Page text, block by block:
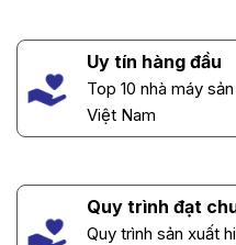
Uy tín hàng đầu
Top 10 nhà máy
Việt Nam
Quy trình đạt
Quy trình sản xuất